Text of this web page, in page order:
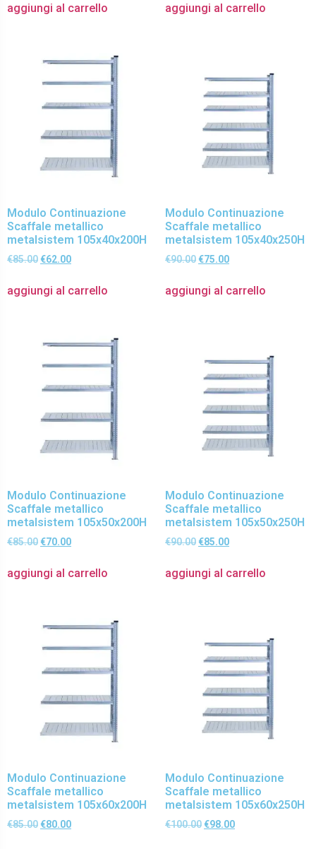
aggiungi al carrello aggiungi al carrello
Modulo Continuazione
Scaffale metallico
metalsistem 105x40x200H
€85.00 €62.00
aggiungi al carrello
Modulo Continuazione
Scaffale metallico
metalsistem 105x40x250H
€90.00 €75.00
aggiungi al carrello
Modulo Continuazione
Scaffale metallico
metalsistem 105x50x200H
€85.00 €70.00
aggiungi al carrello
Modulo Continuazione
Scaffale metallico
metalsistem 105x50x250H
€90.00 €85.00
aggiungi al carrello
Modulo Continuazione
Scaffale metallico
metalsistem 105x60x200H
€85.00 €80.00
Modulo Continuazione
Scaffale metallico
metalsistem 105x60x250H
€100.00 €98.00